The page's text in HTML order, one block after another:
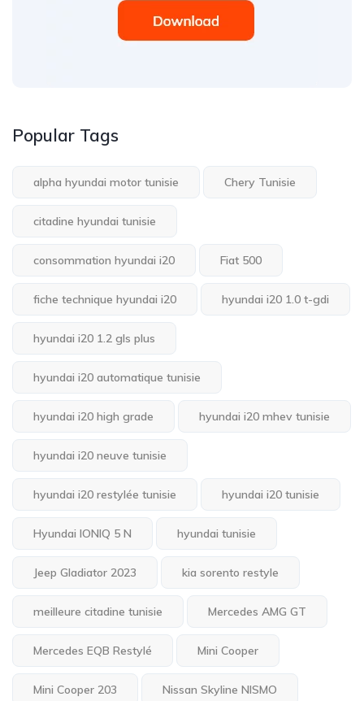
Popular Tags
alpha hyundai motor tunisie Chery Tunisie
citadine hyundai tunisie
consommation hyundai i20 Fiat 500
fiche technique hyundai i20 hyundai i20 1.0 t-gdi
hyundai i20 1.2 gls plus
hyundai i20 automatique tunisie
hyundai i20 high grade hyundai i20 mhev tunisie
hyundai i20 neuve tunisie
hyundai i20 restylée tunisie hyundai i20 tunisie
Hyundai IONIQ 5 N hyundai tunisie
Jeep Gladiator 2023 kia sorento restyle
meilleure citadine tunisie Mercedes AMG GT
Mercedes EQB Restylé Mini Cooper
Mini Cooper 203 Nissan Skyline NISMO